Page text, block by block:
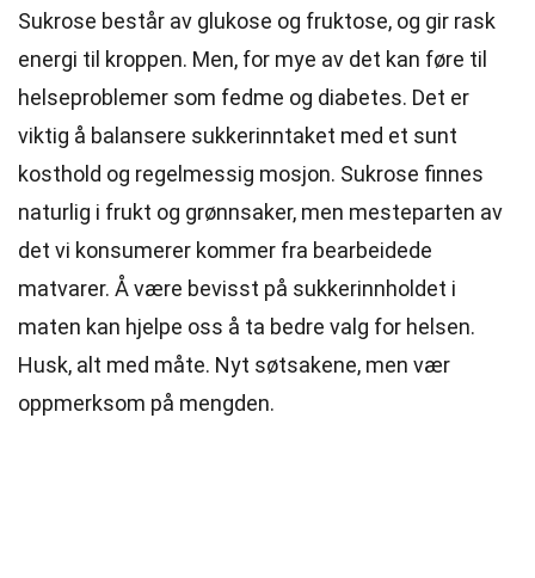
Sukrose består av glukose og fruktose, og gir rask
energi til kroppen. Men, for mye av det kan føre til
helseproblemer som fedme og diabetes. Det er
viktig å balansere sukkerinntaket med et sunt
kosthold og regelmessig mosjon. Sukrose finnes
naturlig i frukt og grønnsaker, men mesteparten av
det vi konsumerer kommer fra bearbeidede
matvarer. Å være bevisst på sukkerinnholdet i
maten kan hjelpe oss å ta bedre valg for helsen.
Husk, alt med måte. Nyt søtsakene, men vær
oppmerksom på mengden.